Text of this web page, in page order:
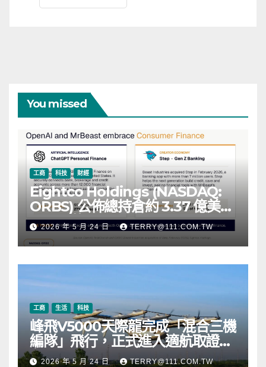
You missed
工商 科技 財經
Eightco Holdings (NASDAQ:
ORBS) 公佈總持倉約 3.37 億美
元，涵蓋 OpenAI、Beast
Industries、超過 11,000 枚以太
幣 (ETH) 及逾 2.83 億枚 WLD 代
幣
2026 年 5 月 24 日 TERRY@111.COM.TW
工商 生活 科技
峰飛V5000天際龍完成「混合三機
編隊」飛行，正式進入適航取證階
段2026 年 5 月 24 日 TERRY@111.COM.TW